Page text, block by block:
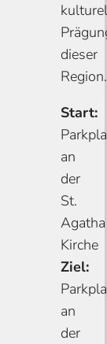
dieser
Region.
Start:
an
der
St.
Agatha
Kirche
Ziel:
an
der